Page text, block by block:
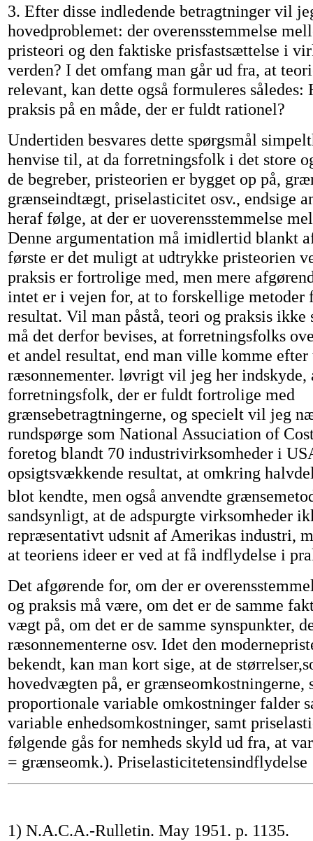
3. Efter disse indledende betragtninger vil
hovedproblemet: der overensstemmelse
pristeori og den faktiske prisfastsættelse i
verden? I det omfang man går ud fra, at
relevant, kan dette også formuleres således:
praksis på en måde, der er fuldt rationel?
Undertiden besvares dette spørgsmål
henvise til, at da forretningsfolk i det store
de begreber, pristeorien er bygget op på,
grænseindtægt, priselasticitet osv., endsige
heraf følge, at der er uoverensstemmelse
Denne argumentation må imidlertid blankt
første er det muligt at udtrykke pristeorien
praksis er fortrolige med, men mere
intet er i vejen for, at to forskellige metoder
resultat. Vil man påstå, teori og praksis ikke
må det derfor bevises, at forretningsfolks
et andel resultat, end man ville komme efter
ræsonnementer. løvrigt vil jeg her indskyde,
forretningsfolk, der er fuldt fortrolige med
grænsebetragtningerne, og specielt vil jeg
rundspørge som National Assuciation of
foretog blandt 70 industrivirksomheder i
opsigtsvækkende resultat, at omkring
blot kendte, men også anvendte
sandsynligt, at de adspurgte virksomheder
repræsentativt udsnit af Amerikas industri,
at teoriens ideer er ved at få indflydelse i
Det afgørende for, om der er
og praksis må være, om det er de samme
vægt på, om det er de samme synspunkter,
ræsonnementerne osv. Idet den
bekendt, kan man kort sige, at de
hovedvægten på, er
proportionale variable omkostninger falder
variable enhedsomkostninger, samt
følgende gås for nemheds skyld ud fra, at
= grænseomk.). Priselasticitetensindflydelse
1) N.A.C.A.-Rulletin. May 1951. p. 1135.